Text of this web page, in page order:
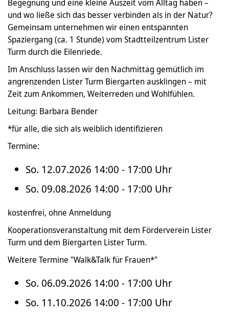
Begegnung und eine kleine Auszeit vom Alltag haben –
und wo ließe sich das besser verbinden als in der Natur?
Gemeinsam unternehmen wir einen entspannten
Spaziergang (ca. 1 Stunde) vom Stadtteilzentrum Lister
Turm durch die Eilenriede.
Im Anschluss lassen wir den Nachmittag gemütlich im
angrenzenden Lister Turm Biergarten ausklingen – mit
Zeit zum Ankommen, Weiterreden und Wohlfühlen.
Leitung: Barbara Bender
*für alle, die sich als weiblich identifizieren
Termine:
So. 12.07.2026 14:00 - 17:00 Uhr
So. 09.08.2026 14:00 - 17:00 Uhr
kostenfrei, ohne Anmeldung
Kooperationsveranstaltung mit dem Förderverein Lister
Turm und dem Biergarten Lister Turm.
Weitere Termine "Walk&Talk für Frauen*"
So. 06.09.2026 14:00 - 17:00 Uhr
So. 11.10.2026 14:00 - 17:00 Uhr